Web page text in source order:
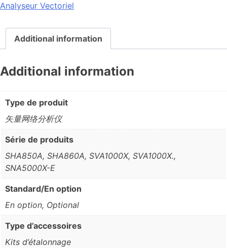
Analyseur Vectoriel
Additional information
Additional information
Type de produit
矢量网络分析仪
Série de produits
SHA850A, SHA860A, SVA1000X, SVA1000X.,
SNA5000X-E
Standard/En option
En option, Optional
Type d’accessoires
Kits d’étalonnage